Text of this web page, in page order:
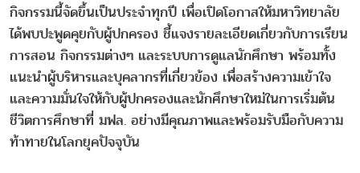
กิจกรรมนี้จัดขึ้นเป็นประจำทุกปี เพื่อเปิดโอกาสให้มหาวิทยาลัย
ได้พบปะพูดคุยกับผู้ปกครอง ชี้แจงรายละเอียดเกี่ยวกับการเรียน
การสอน กิจกรรมต่างๆ และระบบการดูแลนักศึกษา พร้อมทั้ง
แนะนำผู้บริหารและบุคลากรที่เกี่ยวข้อง เพื่อสร้างความเข้าใจ
และความมั่นใจให้กับผู้ปกครองและนักศึกษาใหม่ในการเริ่มต้น
ชีวิตการศึกษาที่ มฟล. อย่างมีคุณภาพและพร้อมรับมือกับความ
ท้าทายในโลกยุคปัจจุบัน